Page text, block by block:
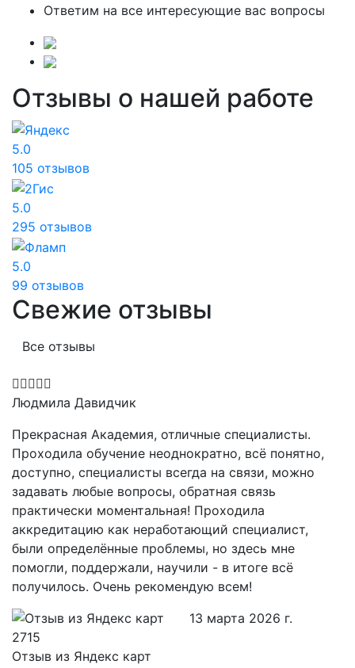
Ответим на все интересующие вас вопросы
Отзывы о нашей работе
5.0
105 отзывов
5.0
295 отзывов
5.0
99 отзывов
Свежие отзывы
Все отзывы
Людмила Давидчик
Прекрасная Академия, отличные специалисты.
Проходила обучение неоднократно, всё понятно,
доступно, специалисты всегда на связи, можно
задавать любые вопросы, обратная связь
практически моментальная! Проходила
аккредитацию как неработающий специалист,
были определённые проблемы, но здесь мне
помогли, поддержали, научили - в итоге всё
получилось. Очень рекомендую всем!
Отзыв из Яндекс карт
13 марта 2026 г.